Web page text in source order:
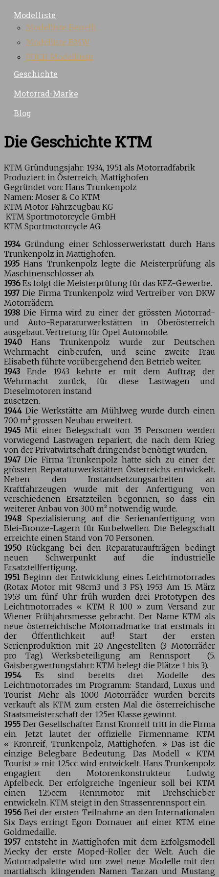
Modelliste
Modelliste Benelli
Modelliste BMW
PUCH Modellliste
Geschichte
Motorrad-Marke
Blog
Die Geschichte KTM
KTM Gründungsjahr: 1934, 1951 als Motorradfabrik
Produziert: in Österreich, Mattighofen
Gegründet von: Hans Trunkenpolz
Namen: Moser & Co KTM
KTM Motor-Fahrzeugbau KG
KTM Sportmotorcycle GmbH
KTM Sportmotorcycle AG
1934 Gründung einer Schlosserwerkstatt durch Hans
Trunkenpolz in Mattighofen.
1935Hans Trunkenpolz legte die Meisterprüfung als
Maschinenschlosser ab.
1936 Es folgt die Meisterprüfung für das KFZ-Gewerbe.
1937Die Firma Trunkenpolz wird Vertreiber von DKW
Motorrädern.
1938Die Firma wird zu einer der grössten Motorrad-
und Auto-Reparaturwerkstätten in Oberösterreich
ausgebaut. Vertretung für Opel Automobile.
1940 Hans Trunkenpolz wurde zur Deutschen
Wehrmacht einberufen, und seine zweite Frau
Elisabeth führte vorübergehend den Betrieb weiter.
1943 Ende 1943 kehrte er mit dem Auftrag der
Wehrmacht zurück, für diese Lastwagen und
Dieselmotoren instand
zusetzen.
1944 Die Werkstätte am Mühlweg wurde durch einen
700 m² grossen Neubau erweitert.
1945 Mit einer Belegschaft von 35 Personen werden
vorwiegend Lastwagen repariert, die nach dem Krieg
von der Privatwirtschaft dringendst benötigt wurden.
1947 Die Firma Trunkenpolz hatte sich zu einer der
grössten Reparaturwerkstätten Österreichs entwickelt.
Neben den Instandsetzungsarbeiten an
Kraftfahrzeugen wurde mit der Anfertigung von
verschiedenen Ersatzteilen begonnen, so dass ein
weiterer Anbau von 300 m² notwendig wurde.
1948 Spezialisierung auf die Serienanfertigung von
Blei-Bronze-Lagern für Kurbelwellen. Die Belegschaft
erreichte einen Stand von 70 Personen.
1950 Rückgang bei den Reparaturaufträgen bedingt
neuen Schwerpunkt auf die industrielle
Ersatzteilfertigung.
1951 Beginn der Entwicklung eines Leichtmotorrades
(Rotax Motor mit 98cm3 und 3 PS). 1953 Am 15. März
1953 um fünf Uhr früh wurden drei Prototypen des
Leichtmotorrades « KTM R 100 » zum Versand zur
Wiener Frühjahrsmesse gebracht. Der Name KTM als
neue österreichische Motorradmarke trat erstmals in
der Öffentlichkeit auf! Start der ersten
Serienproduktion mit 20 Angestellten (3 Motorräder
pro Tag). Werksbeteiligung am Rennsport (5.
Gaisbergwertungsfahrt: KTM belegt die Plätze 1 bis 3).
1954 Es sind bereits drei Modelle des
Leichtmotorrades im Programm: Standard, Luxus und
Tourist. Mehr als 1000 Motorräder wurden bereits
verkauft als KTM zum ersten Mal die österreichische
Staatsmeisterschaft der 125er Klasse gewinnt.
1955 Der Gesellschafter Ernst Kronreif tritt in die Firma
ein. Jetzt lautet der offizielle Firmenname: KTM
« Kronreif, Trunkenpolz, Mattighofen. » Das ist die
einzige Belegbare Bedeutung. Das Modell « KTM
Tourist » mit 125cc wird entwickelt. Hans Trunkenpolz
engagiert den Motorenkonstrukteur Ludwig
Apfelbeck. Der erfolgreiche Ingenieur soll bei KTM
einen 125ccm Rennmotor mit Drehschieber
entwickeln. KTM steigt in den Strassenrennsport ein.
1956 Bei der ersten Teilnahme an den Internationalen
Six Days erringt Egon Dornauer auf einer KTM eine
Goldmedaille.
1957 entsteht in Mattighofen mit dem Erfolgsmodell
Mecky der erste Moped-Roller der Welt. Auch die
Motorradpalette wird um zwei neue Modelle mit den
martialisch klingenden Namen Tarzan und Mustang